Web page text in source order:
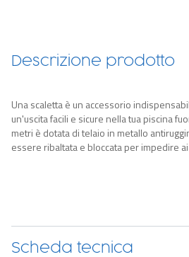
Descrizione prodotto
Una scaletta è un accessorio
un'uscita facili e sicure nella tua piscina
metri è dotata di telaio in metallo
essere ribaltata e bloccata per impedire
Scheda tecnica